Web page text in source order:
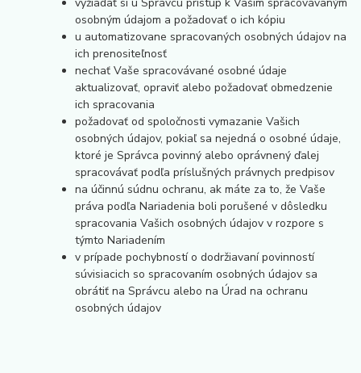
osobným údajom a požadovať o ich kópiu
u automatizovane spracovaných osobných údajov na
ich prenositeľnosť
nechať Vaše spracovávané osobné údaje
aktualizovať, opraviť alebo požadovať obmedzenie
ich spracovania
požadovať od spoločnosti vymazanie Vašich
osobných údajov, pokiaľ sa nejedná o osobné údaje,
ktoré je Správca povinný alebo oprávnený ďalej
spracovávať podľa príslušných právnych predpisov
na účinnú súdnu ochranu, ak máte za to, že Vaše
práva podľa Nariadenia boli porušené v dôsledku
spracovania Vašich osobných údajov v rozpore s
týmto Nariadením
v prípade pochybností o dodržiavaní povinností
súvisiacich so spracovaním osobných údajov sa
obrátiť na Správcu alebo na Úrad na ochranu
osobných údajov